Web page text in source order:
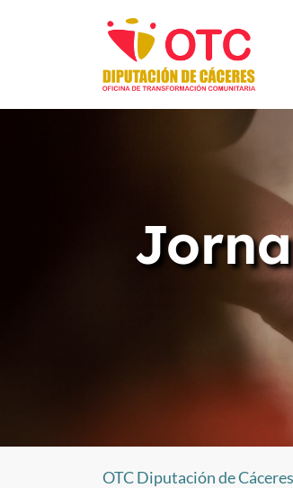
OTC Diputación de Cáceres